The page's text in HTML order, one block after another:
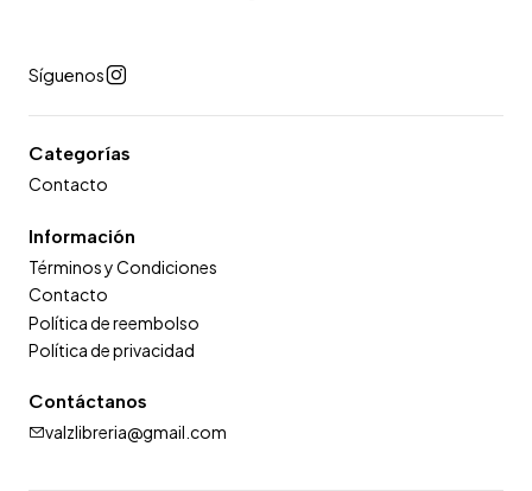
Síguenos
Categorías
Contacto
Información
Términos y Condiciones
Contacto
Política de reembolso
Política de privacidad
Contáctanos
valzlibreria@gmail.com